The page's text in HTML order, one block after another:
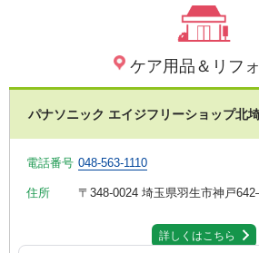
ケア用品＆リフ
パナソニック エイジフリーショップ北
電話番号 048-563-1110
住所 〒348-0024 埼玉県羽生市神戸
詳しくはこちら